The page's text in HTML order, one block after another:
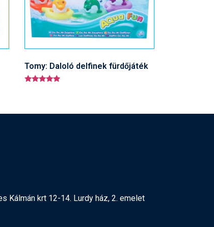
Tomy: Daloló delfinek fürdőjáték
Kálmán krt 12-14. Lurdy ház, 2. emelet